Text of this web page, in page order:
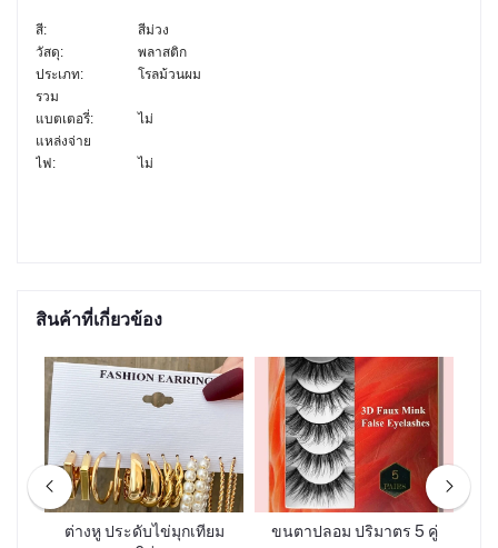
สี:
สีม่วง
วัสดุ:
พลาสติก
ประเภท:
โรลม้วนผม
รวม
แบตเตอรี่:
ไม่
แหล่งจ่าย
ไฟ:
ไม่
สินค้าที่เกี่ยวข้อง
ต่างหู ประดับไข่มุกเทียม
ขนตาปลอม ปริมาตร 5 คู่